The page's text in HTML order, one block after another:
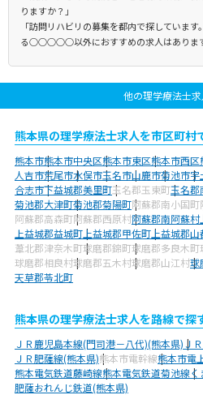
りますか？」
「訪問リハビリの募集を都内で探していま
る○○○○○以外におすすめの求人はあります
他の理学療法士
熊本県の理学療法士求人を市区町村
熊本市熊本市中央区熊本市東区熊本市西区
人吉市荒尾市水俣市玉名市山鹿市菊池市宇
合志市下益城郡美里町玉名郡玉東町玉名郡
菊池郡大津町菊池郡菊陽町阿蘇郡南小国町
阿蘇郡高森町阿蘇郡西原村阿蘇郡南阿蘇村
上益城郡益城町 上益城郡甲佐町 上益城郡
葦北郡津奈木町球磨郡錦町球磨郡多良木町
球磨郡相良村球磨郡五木村球磨郡山江村球
天草郡苓北町
熊本県の理学療法士求人を路線で探
ＪＲ鹿児島本線(門司港－八代)(熊本県)Ｊ
ＪＲ肥薩線(熊本県)熊本市電幹線熊本市電
熊本電気鉄道藤崎線熊本電気鉄道菊池線
肥薩おれんじ鉄道(熊本県)